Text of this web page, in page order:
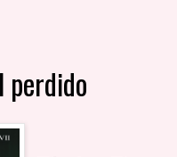
perdido